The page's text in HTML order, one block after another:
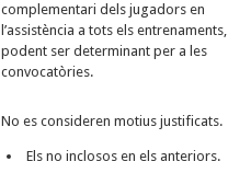
complementari dels jugadors en
l’assistència a tots els entrenaments,
podent ser determinant per a les
convocatòries.
No es consideren motius justificats.
Els no inclosos en els anteriors.